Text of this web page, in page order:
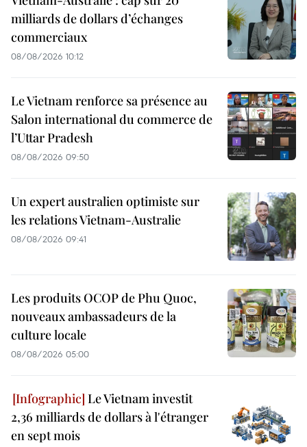
milliards de dollars d’échanges
commerciaux
08/08/2026 10:12
Le Vietnam renforce sa présence au
Salon international du commerce de
l’Uttar Pradesh
08/08/2026 09:50
Un expert australien optimiste sur
les relations Vietnam-Australie
08/08/2026 09:41
Les produits OCOP de Phu Quoc,
nouveaux ambassadeurs de la
culture locale
08/08/2026 05:00
Le Vietnam investit
2,36 milliards de dollars à l'étranger
en sept mois